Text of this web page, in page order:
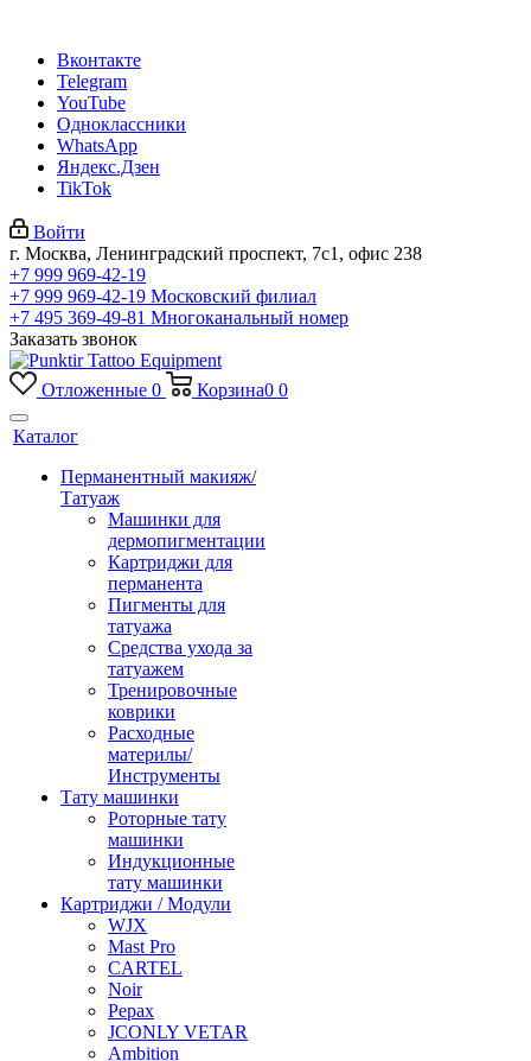
Вконтакте
Telegram
YouTube
Одноклассники
WhatsApp
Яндекс.Дзен
TikTok
Войти
г. Москва, Ленинградский проспект, 7с1, офис 238
+7 999 969-42-19
+7 999 969-42-19 Московский филиал
+7 495 369-49-81 Многоканальный номер
Заказать звонок
Отложенные 0 Корзина0 0
Каталог
Перманентный макияж/
Татуаж
Машинки для
дермопигментации
Картриджи для
перманента
Пигменты для
татуажа
Средства ухода за
татуажем
Тренировочные
коврики
Расходные
материлы/
Инструменты
Тату машинки
Роторные тату
машинки
Индукционные
тату машинки
Картриджи / Модули
WJX
Mast Pro
CARTEL
Noir
Pepax
JCONLY VETAR
Ambition